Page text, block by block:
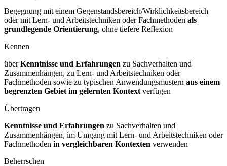
Begegnung mit einem Gegenstandsbereich/Wirklichkeitsbereich
oder mit Lern- und Arbeitstechniken oder Fachmethoden als
grundlegende Orientierung, ohne tiefere Reflexion
Kennen
überKenntnisse und Erfahrungen zu Sachverhalten und
Zusammenhängen, zu Lern- und Arbeitstechniken oder
Fachmethoden sowie zu typischen Anwendungsmustern aus einem
begrenzten Gebiet im gelernten Kontext verfügen
Übertragen
Kenntnisse und Erfahrungen zu Sachverhalten und
Zusammenhängen, im Umgang mit Lern- und Arbeitstechniken oder
Fachmethoden in vergleichbaren Kontexten verwenden
Beherrschen